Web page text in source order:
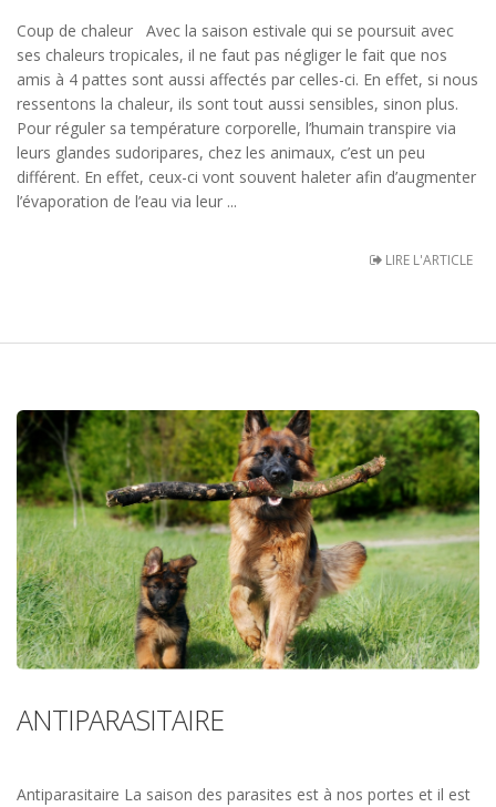
Coup de chaleur Avec la saison estivale qui se poursuit avec
ses chaleurs tropicales, il ne faut pas négliger le fait que nos
amis à 4 pattes sont aussi affectés par celles-ci. En effet, si nous
ressentons la chaleur, ils sont tout aussi sensibles, sinon plus.
Pour réguler sa température corporelle, l’humain transpire via
leurs glandes sudoripares, chez les animaux, c’est un peu
différent. En effet, ceux-ci vont souvent haleter afin d’augmenter
l’évaporation de l’eau via leur ...
LIRE L'ARTICLE
ANTIPARASITAIRE
Antiparasitaire La saison des parasites est à nos portes et il est